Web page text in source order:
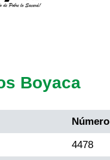
Boyaca
Número
4478